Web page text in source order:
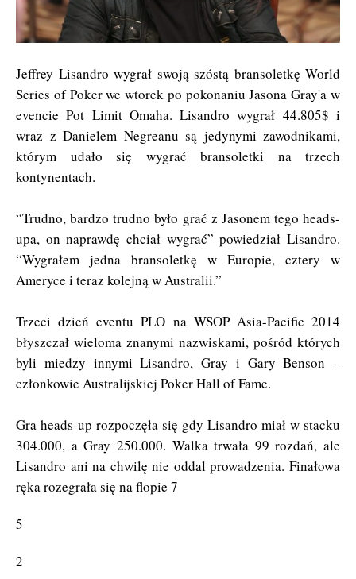
Jeffrey Lisandro wygrał swoją szóstą bransoletkę World
Series of Poker we wtorek po pokonaniu Jasona Gray'a w
evencie Pot Limit Omaha. Lisandro wygrał 44.805$ i
wraz z Danielem Negreanu są jedynymi zawodnikami,
którym udało się wygrać bransoletki na trzech
kontynentach.
“Trudno, bardzo trudno było grać z Jasonem tego heads-
upa, on naprawdę chciał wygrać” powiedział Lisandro.
“Wygrałem jedna bransoletkę w Europie, cztery w
Ameryce i teraz kolejną w Australii.”
Trzeci dzień eventu PLO na WSOP Asia-Pacific 2014
błyszczał wieloma znanymi nazwiskami, pośród których
byli miedzy innymi Lisandro, Gray i Gary Benson –
członkowie Australijskiej Poker Hall of Fame.
Gra heads-up rozpoczęła się gdy Lisandro miał w stacku
304.000, a Gray 250.000. Walka trwała 99 rozdań, ale
Lisandro ani na chwilę nie oddal prowadzenia. Finałowa
ręka rozegrała się na flopie 7
5
2